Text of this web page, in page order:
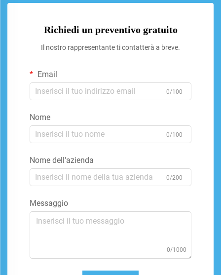
Richiedi un preventivo gratuito
Il nostro rappresentante ti contatterà a breve.
Email
0/100
Nome
0/100
Nome dell'azienda
0/200
Messaggio
0/1000